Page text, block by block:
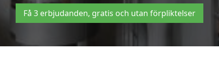
Få 3 erbjudanden, gratis och utan förpliktelser